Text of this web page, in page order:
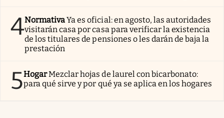
4NormativaYa es oficial: en agosto, las autoridades
visitarán casa por casa para verificar la existencia
de los titulares de pensiones o les darán de baja la
prestación
5HogarMezclar hojas de laurel con bicarbonato:
para qué sirve y por qué ya se aplica en los hogares